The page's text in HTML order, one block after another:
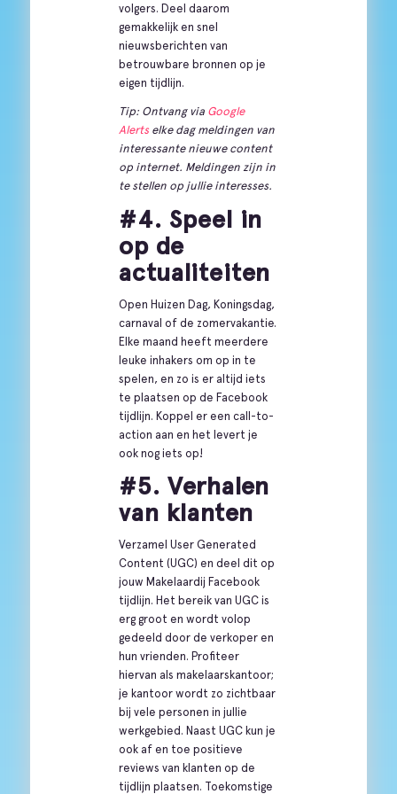
volgers. Deel daarom
gemakkelijk en snel
nieuwsberichten van
betrouwbare bronnen op je
eigen tijdlijn.
Tip: Ontvang via Google
Alertselke dag meldingen van
interessante nieuwe content
op internet. Meldingen zijn in
te stellen op jullie interesses.
#4. Speel in
op de
actualiteiten
Open Huizen Dag, Koningsdag,
carnaval of de zomervakantie.
Elke maand heeft meerdere
leuke inhakers om op in te
spelen, en zo is er altijd iets
te plaatsen op de Facebook
tijdlijn. Koppel er een call-to-
action aan en het levert je
ook nog iets op!
#5. Verhalen
van klanten
Verzamel User Generated
Content (UGC) en deel dit op
jouw Makelaardij Facebook
tijdlijn. Het bereik van UGC is
erg groot en wordt volop
gedeeld door de verkoper en
hun vrienden. Profiteer
hiervan als makelaarskantoor;
je kantoor wordt zo zichtbaar
bij vele personen in jullie
werkgebied. Naast UGC kun je
ook af en toe positieve
reviews van klanten op de
tijdlijn plaatsen. Toekomstige